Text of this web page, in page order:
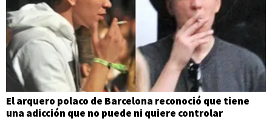
El arquero polaco de Barcelona reconoció que tiene
una adicción que no puede ni quiere controlar